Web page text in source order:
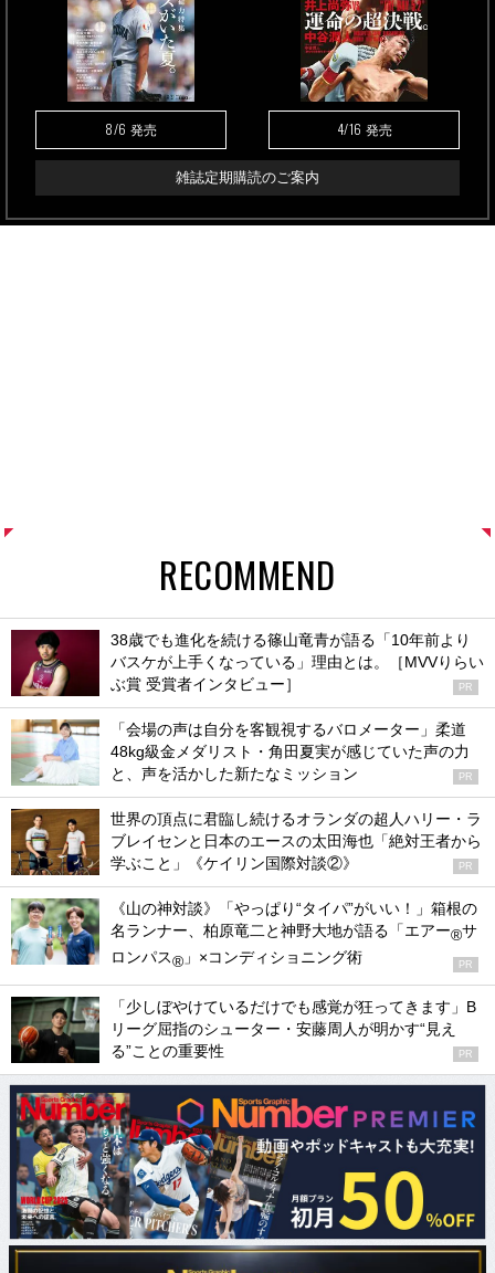
8/6 発売 4/16 発売
雑誌定期購読のご案内
RECOMMEND
38歳でも進化を続ける篠山竜青が語る「10年前より
バスケが上手くなっている」理由とは。［MVVりらい
ぶ賞 受賞者インタビュー］
PR
「会場の声は自分を客観視するバロメーター」柔道
48kg級金メダリスト・角田夏実が感じていた声の力
と、声を活かした新たなミッション
PR
世界の頂点に君臨し続けるオランダの超人ハリー・ラ
ブレイセンと日本のエースの太田海也「絶対王者から
学ぶこと」《ケイリン国際対談②》
PR
《山の神対談》「やっぱり“タイパ”がいい！」箱根の
名ランナー、柏原竜二と神野大地が語る「エアー®サ
ロンパス® 」×コンディショニング術 PR
「少しぼやけているだけでも感覚が狂ってきます」B
リーグ屈指のシューター・安藤周人が明かす“見え
る”ことの重要性
PR